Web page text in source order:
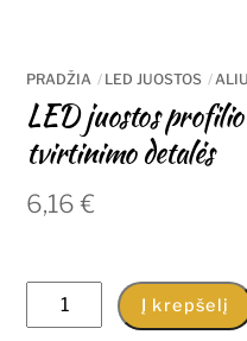
PRADŽIA LED JUOSTOS
LED juostos
tvirtinimo detalės
6,16€
produkto
kiekis:
Į krepšelį